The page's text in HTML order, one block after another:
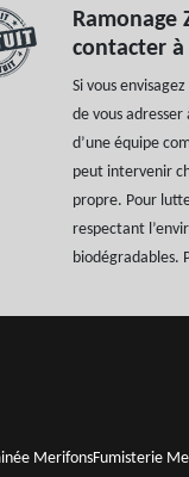
Ramonage
contacter
Si vous
de vous adresser
d’une équipe
peut intervenir
propre. Pour
respectant
biodégradables.
MerifonsFumisterie